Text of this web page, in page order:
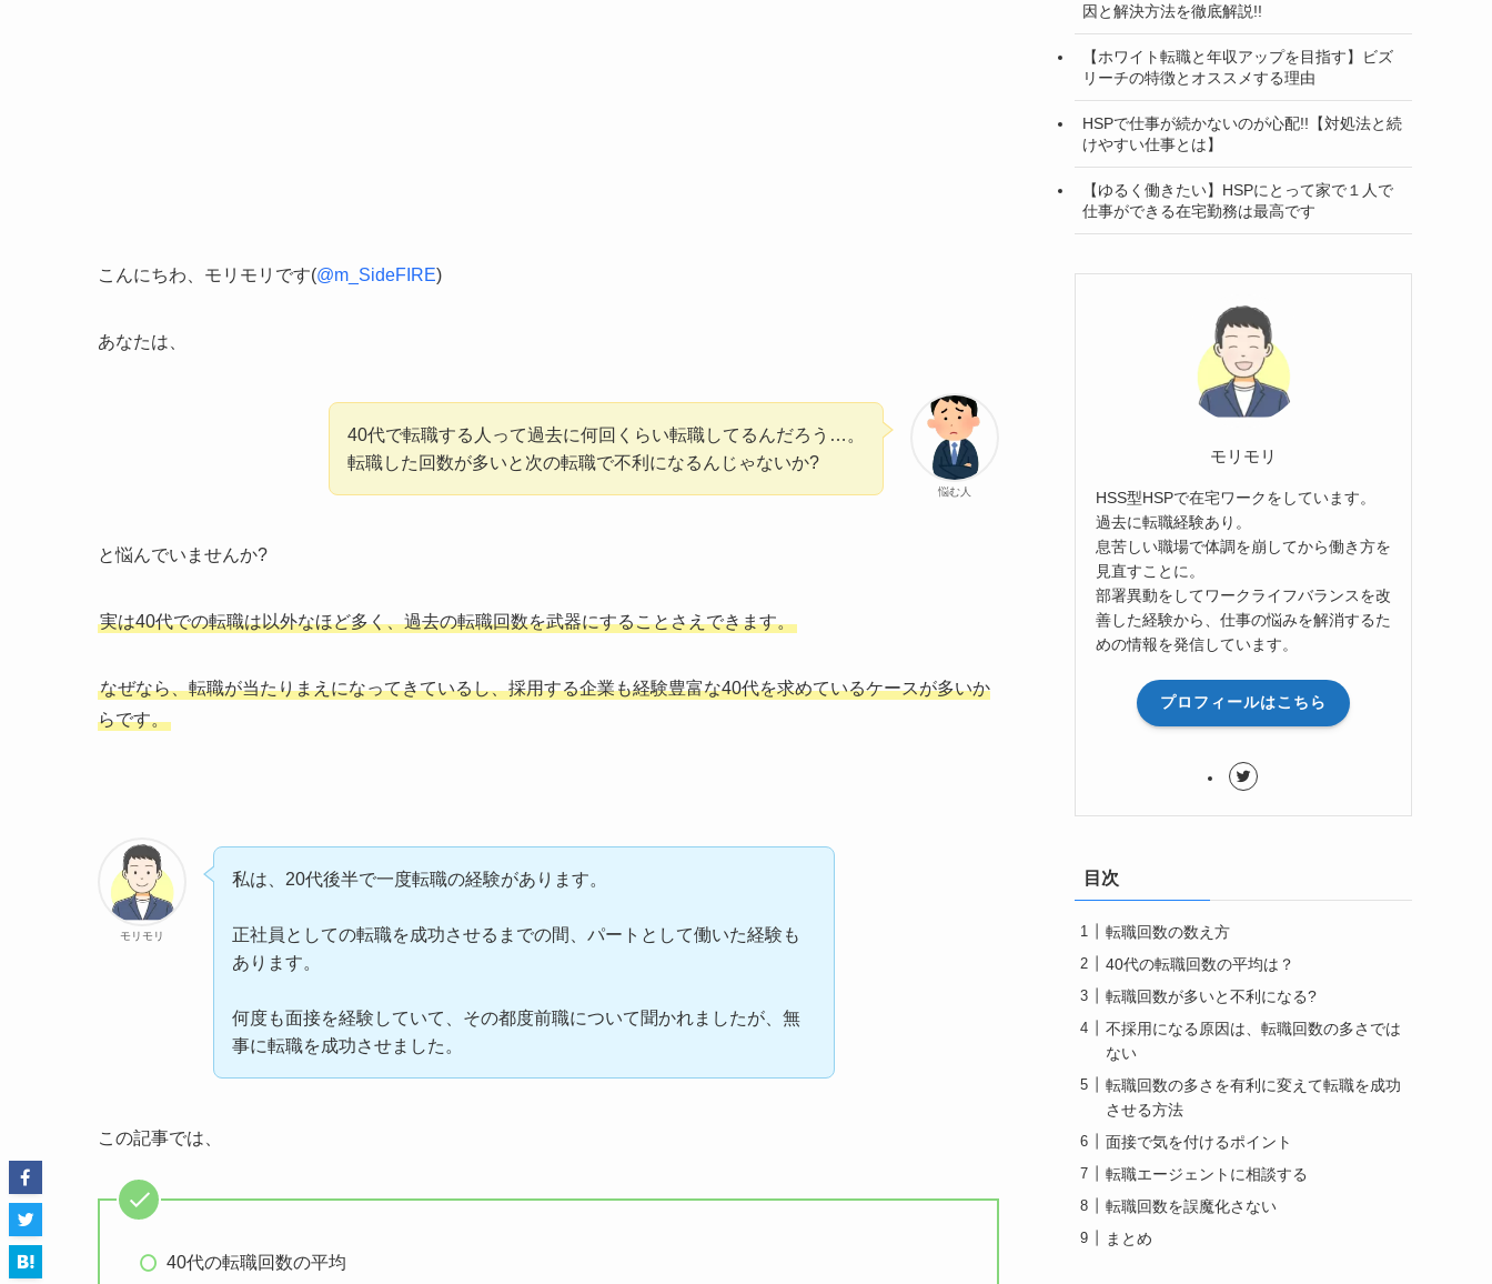
こんにちわ、モリモリです(@m_SideFIRE)
あなたは、
悩む人
40代で転職する人って過去に何回くらい転職してるんだろう…。
転職した回数が多いと次の転職で不利になるんじゃないか?
と悩んでいませんか?
実は40代での転職は以外なほど多く、過去の転職回数を武器にすることさえできます。
なぜなら、転職が当たりまえになってきているし、採用する企業も経験豊富な40代を求めているケースが多いか
らです。
モリモリ
私は、20代後半で一度転職の経験があります。
正社員としての転職を成功させるまでの間、パートとして働いた経験も
あります。
何度も面接を経験していて、その都度前職について聞かれましたが、無
事に転職を成功させました。
この記事では、
40代の転職回数の平均
因と解決方法を徹底解説!!
【ホワイト転職と年収アップを目指す】ビズ
リーチの特徴とオススメする理由
HSPで仕事が続かないのが心配!!【対処法と続
けやすい仕事とは】
【ゆるく働きたい】HSPにとって家で１人で
仕事ができる在宅勤務は最高です
モリモリ
HSS型HSPで在宅ワークをしています。
過去に転職経験あり。
息苦しい職場で体調を崩してから働き方を
見直すことに。
部署異動をしてワークライフバランスを改
善した経験から、仕事の悩みを解消するた
めの情報を発信しています。
プロフィールはこちら
目次
転職回数の数え方
40代の転職回数の平均は？
転職回数が多いと不利になる?
不採用になる原因は、転職回数の多さでは
ない
転職回数の多さを有利に変えて転職を成功
させる方法
面接で気を付けるポイント
転職エージェントに相談する
転職回数を誤魔化さない
まとめ